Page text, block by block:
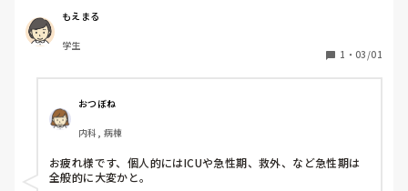
もえまる
学生
1 ・ 03/01
おつぼね
内科, 病棟
お疲れ様です、個人的にはICUや急性期、救外、など急性期は
全般的に大変かと。